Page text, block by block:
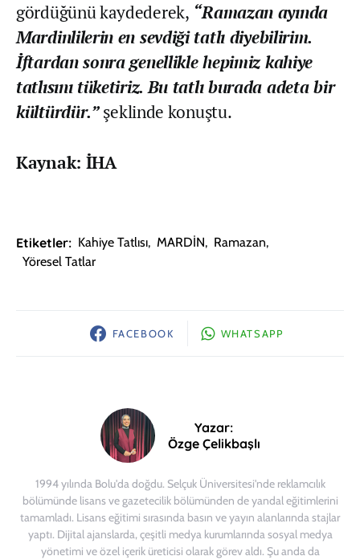
gördüğünü kaydederek, “Ramazan ayında
Mardinlilerin en sevdiği tatlı diyebilirim.
İftardan sonra genellikle hepimiz kahiye
tatlısını tüketiriz. Bu tatlı burada adeta bir
kültürdür.”şeklinde konuştu.
Kaynak: İHA
Etiketler: Kahiye Tatlısı, MARDİN, Ramazan,
Yöresel Tatlar
FACEBOOK WHATSAPP
Yazar:
Özge Çelikbaşlı
1994 yılında Bolu'da doğdu. Selçuk Üniversitesi'nde reklamcılık
bölümünde lisans ve gazetecilik bölümünden de yandal eğitimlerini
tamamladı. Lisans eğitimi sırasında basın ve yayın alanlarında stajlar
yaptı. Dijital ajanslarda, çeşitli medya kurumlarında sosyal medya
yönetimi ve özel içerik üreticisi olarak görev aldı. Şu anda da